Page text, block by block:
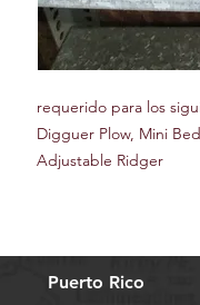
requerido para los
Digguer Plow, Mini
Adjustable Ridger
Puerto Rico